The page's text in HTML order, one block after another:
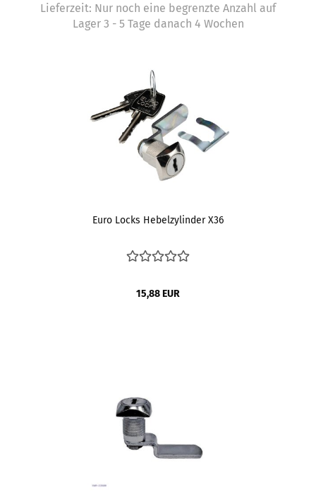
Lieferzeit: Nur noch eine begrenzte Anzahl auf
Lager 3 - 5 Tage danach 4 Wochen
Euro Locks Hebelzylinder X36
15,88 EUR